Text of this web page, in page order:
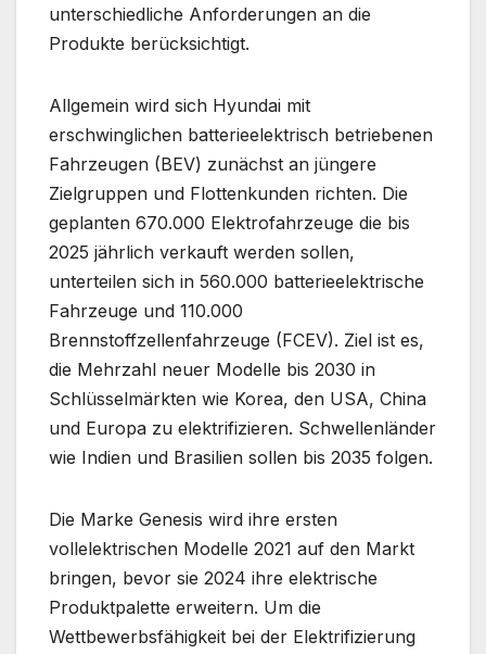
unterschiedliche Anforderungen an die
Produkte berücksichtigt.
Allgemein wird sich Hyundai mit
erschwinglichen batterieelektrisch betriebenen
Fahrzeugen (BEV) zunächst an jüngere
Zielgruppen und Flottenkunden richten. Die
geplanten 670.000 Elektrofahrzeuge die bis
2025 jährlich verkauft werden sollen,
unterteilen sich in 560.000 batterieelektrische
Fahrzeuge und 110.000
Brennstoffzellenfahrzeuge (FCEV). Ziel ist es,
die Mehrzahl neuer Modelle bis 2030 in
Schlüsselmärkten wie Korea, den USA, China
und Europa zu elektrifizieren. Schwellenländer
wie Indien und Brasilien sollen bis 2035 folgen.
Die Marke Genesis wird ihre ersten
vollelektrischen Modelle 2021 auf den Markt
bringen, bevor sie 2024 ihre elektrische
Produktpalette erweitern. Um die
Wettbewerbsfähigkeit bei der Elektrifizierung